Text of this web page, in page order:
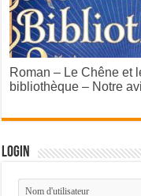
Roman – Le Chêne et
bibliothèque – Notre
Login